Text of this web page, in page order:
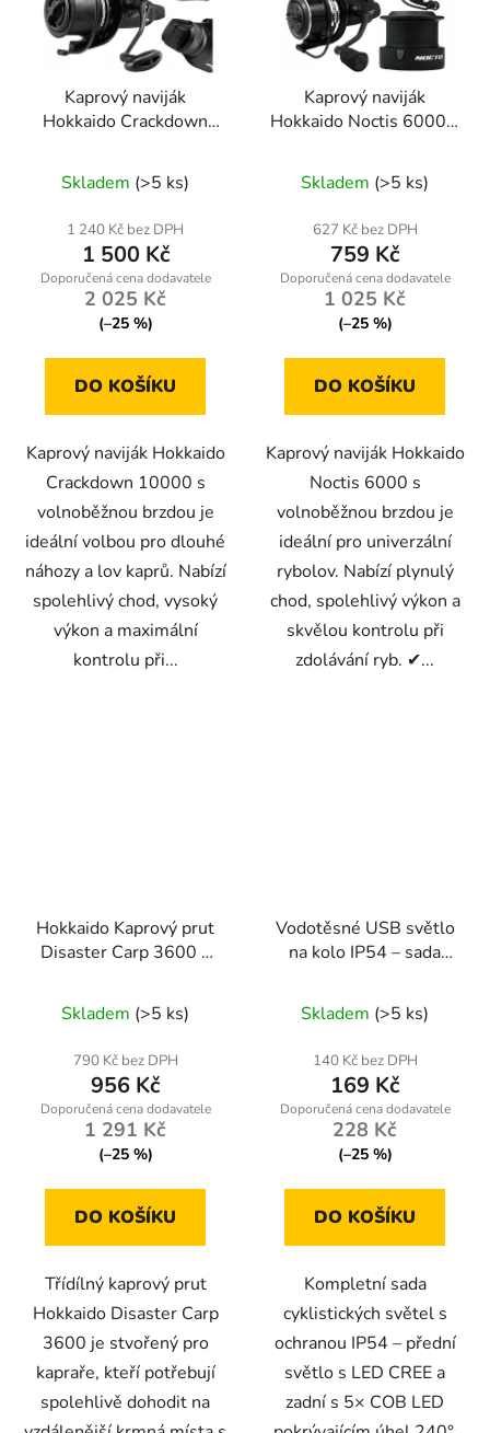
Kaprový naviják
Hokkaido Crackdown
brzdou pro dlouhé
náhozy
Skladem (>5 ks)
1 240 Kč bez DPH
1 500 Kč
2 025 Kč
(–25 %)
DO KOŠÍKU
Kaprový naviják Hokkaido
Crackdown 10000 s
volnoběžnou brzdou je
ideální volbou pro dlouhé
náhozy a lov kaprů. Nabízí
spolehlivý chod, vysoký
výkon a maximální
kontrolu při...
Kaprový naviják
Hokkaido Noctis 6000 s
náhradní cívkou pro
univerzální lov
Skladem (>5 ks)
627 Kč bez DPH
759 Kč
1 025 Kč
(–25 %)
DO KOŠÍKU
Kaprový naviják Hokkaido
Noctis 6000 s
volnoběžnou brzdou je
ideální pro univerzální
rybolov. Nabízí plynulý
chod, spolehlivý výkon a
skvělou kontrolu při
zdolávání ryb. ✔...
Hokkaido Kaprový prut
Disaster Carp 3600 –
Skladem (>5 ks)
790 Kč bez DPH
956 Kč
1 291 Kč
(–25 %)
DO KOŠÍKU
Třídílný kaprový prut
Hokkaido Disaster Carp
3600 je stvořený pro
kapraře, kteří potřebují
spolehlivě dohodit na
Vodotěsné USB světlo
na kolo IP54 – sada
hodnocení
produktu
je
5,0
z
hvězdiček.
Skladem (>5 ks)
140 Kč bez DPH
169 Kč
228 Kč
(–25 %)
DO KOŠÍKU
Kompletní sada
cyklistických světel s
ochranou IP54 – přední
světlo s LED CREE a
zadní s 5× COB LED